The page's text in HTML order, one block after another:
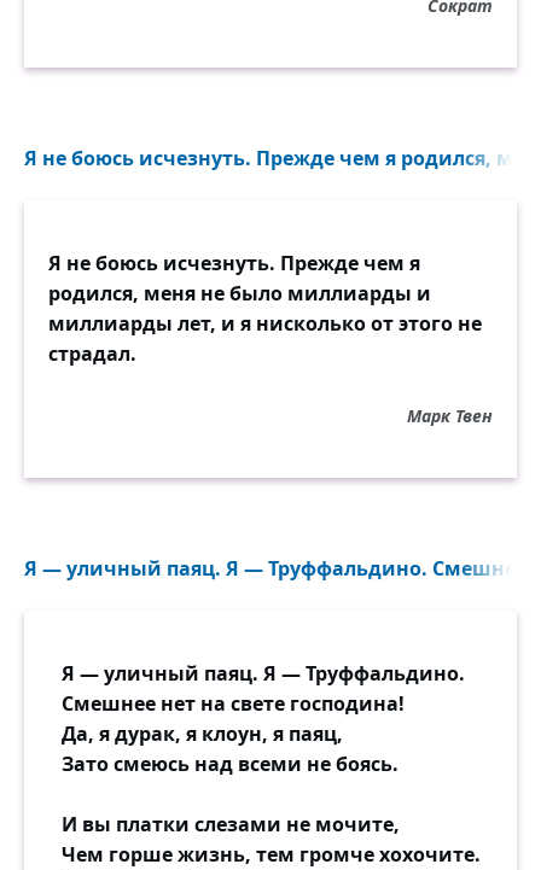
Сократ
Я не боюсь исчезнуть. Прежде чем я родился,
Я не боюсь исчезнуть. Прежде чем я
родился, меня не было миллиарды и
миллиарды лет, и я нисколько от этого не
страдал.
Марк Твен
Я — уличный паяц. Я — Труффальдино. Смешнее
Я — уличный паяц. Я — Труффальдино.
Смешнее нет на свете господина!
Да, я дурак, я клоун, я паяц,
Зато смеюсь над всеми не боясь.
И вы платки слезами не мочите,
Чем горше жизнь, тем громче хохочите.